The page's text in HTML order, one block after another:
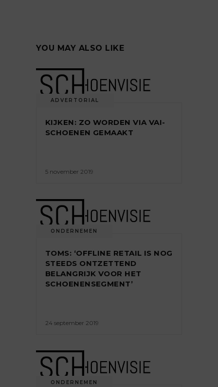
YOU MAY ALSO LIKE
ADVERTORIAL
KIJKEN: ZO WORDEN VIA VAI-
SCHOENEN GEMAAKT
5 november 2019
ONDERNEMEN
TOMS: ‘OFFLINE RETAIL IS NOG
STEEDS ONTZETTEND
BELANGRIJK VOOR HET
SCHOENENSEGMENT’
24 september 2019
ONDERNEMEN